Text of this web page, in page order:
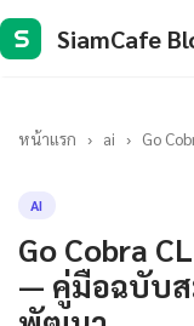
S SiamCafe
หน้าแรก › ai › Go
AI
Go Cobra
— คู่มือฉบับ